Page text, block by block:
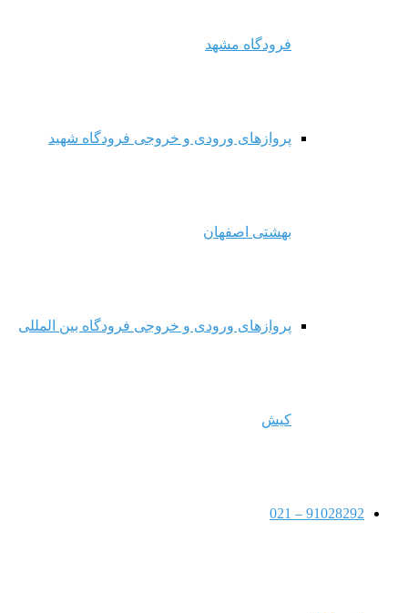
فرودگاه مشهد
پروازهای ورودی و خروجی فرودگاه شهید
بهشتی اصفهان
پروازهای ورودی و خروجی فرودگاه بین المللی
کیش
91028292 – 021